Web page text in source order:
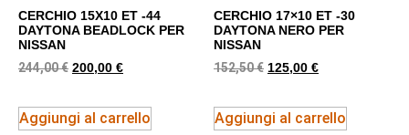
CERCHIO 15X10 ET -44
DAYTONA BEADLOCK PER
NISSAN
244,00€ 200,00 €
Aggiungi al carrello
CERCHIO 17×10 ET -30
DAYTONA NERO PER
NISSAN
152,50€ 125,00 €
Aggiungi al carrello